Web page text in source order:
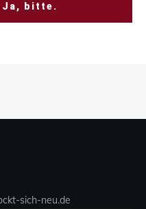
Ja, bitte.
sich-neu.de